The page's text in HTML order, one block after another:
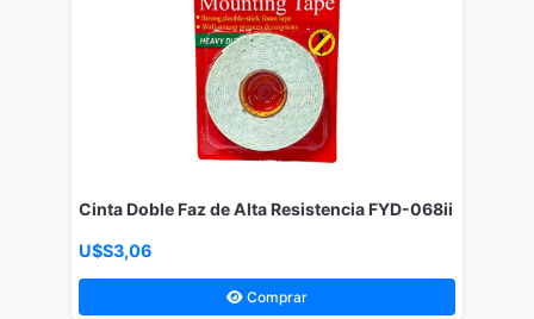
Cinta Doble Faz de Alta Resistencia FYD-068ii
U$S3,06
Comprar